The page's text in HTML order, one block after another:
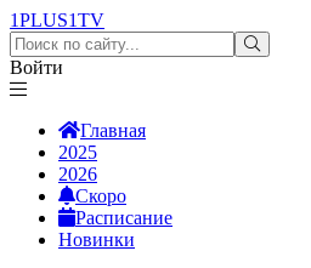
1PLUS1TV
Войти
Главная
2025
2026
Скоро
Расписание
Новинки